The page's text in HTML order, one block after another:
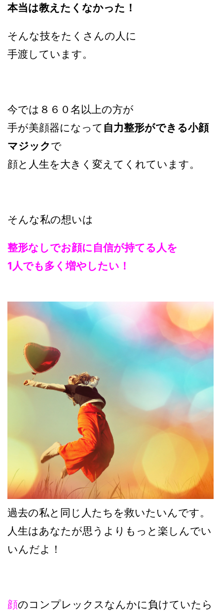
本当は教えたくなかった！
そんな技をたくさんの人に
手渡しています。
今では８６０名以上の方が
手が美顔器になって 自力整形ができる小顔
マジックで
顔と人生を大きく変えてくれています。
そんな私の想いは
整形なしでお顔に自信が持てる人を
1人でも多く増やしたい！
過去の私と同じ人たちを救いたいんです。
人生はあなたが思うよりもっと楽しんでい
いんだよ！
顔のコンプレックスなんかに負けていたら